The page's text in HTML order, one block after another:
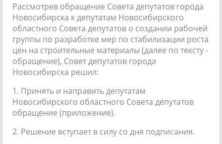
Рассмотрев обращение Совета депутатов города
Новосибирска к депутатам Новосибирского
областного Совета депутатов о создании рабочей
группы по разработке мер по стабилизации роста
цен на строительные материалы (далее по тексту -
обращение), Совет депутатов города
Новосибирска решил:
1. Принять и направить депутатам
Новосибирского областного Совета депутатов
обращение (приложение).
2. Решение вступает в силу со дня подписания.